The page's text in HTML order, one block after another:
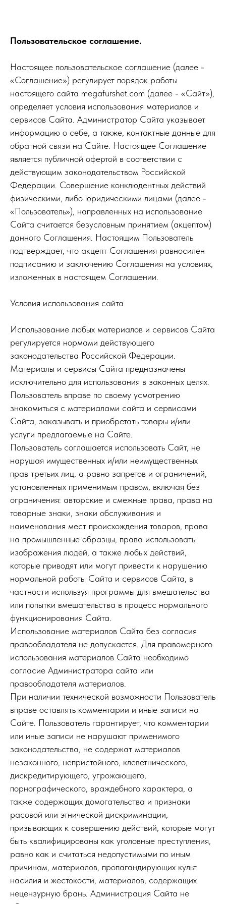
Пользовательское соглашение.
Настоящее пользовательское соглашение (далее -
«Соглашение») регулирует порядок работы
настоящего сайта megafurshet.com (далее - «Сайт»),
определяет условия использования материалов и
сервисов Сайта. Администратор Сайта указывает
информацию о себе, а также, контактные данные для
обратной связи на Сайте. Настоящее Соглашение
является публичной офертой в соответствии с
действующим законодательством Российской
Федерации. Совершение конклюдентных действий
физическими, либо юридическими лицами (далее -
«Пользователь»), направленных на использование
Сайта считается безусловным принятием (акцептом)
данного Соглашения. Настоящим Пользователь
подтверждает, что акцепт Соглашения равносилен
подписанию и заключению Соглашения на условиях,
изложенных в настоящем Соглашении.
Условия использования сайта
Использование любых материалов и сервисов Сайта
регулируется нормами действующего
законодательства Российской Федерации.
Материалы и сервисы Сайта предназначены
исключительно для использования в законных целях.
Пользователь вправе по своему усмотрению
знакомиться с материалами сайта и сервисами
Сайта, заказывать и приобретать товары и/или
услуги предлагаемые на Сайте.
Пользователь соглашается использовать Сайт, не
нарушая имущественных и/или неимущественных
прав третьих лиц, а равно запретов и ограничений,
установле­­­­­­­­­­нных применимым правом, включая без
ограничения: авторские и смежные права, права на
товарные знаки, знаки обслуживания и
наименования мест происхождения товаров, права
на промышленные образцы, права использовать
изображения людей, а также любых действий,
которые приводят или могут привести к нарушению
нормальной работы Сайта и сервисов Сайта, в
частности используя программы для вмешательства
или попытки вмешательства в процесс нормального
функционирования Сайта.
Использование материалов Сайта без согласия
правообладателя не допускается. Для правомерного
использования материалов Сайта необходимо
согласие Администратора сайта или
правообладателя материалов.
При наличии технической возможности Пользователь
вправе оставлять комментарии и иные записи на
Сайте. Пользователь гарантирует, что комментарии
или иные записи не нарушают применимого
законодательства, не содержат материалов
незаконного, непристойного, клеветнического,
дискредитирующего, угрожающего,
порнографического, враждебного характера, а
также содержащих домогательства и признаки
расовой или этнической дискриминации,
призывающих к совершению действий, которые могут
быть квалифицированы как уголовные преступления,
равно как и считаться недопустимыми по иным
причинам, материалов, пропагандирующих культ
насилия и жестокости, материалов, содержащих
нецензурную брань. Администрация Сайта не